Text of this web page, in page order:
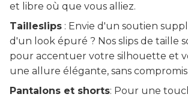
et libre où que vous alliez.
Tailleslips : Envie d'un soutien
d'un look épuré ? Nos slips de taille
pour accentuer votre silhouette et
une allure élégante, sans
Pantalons et shorts: Pour une